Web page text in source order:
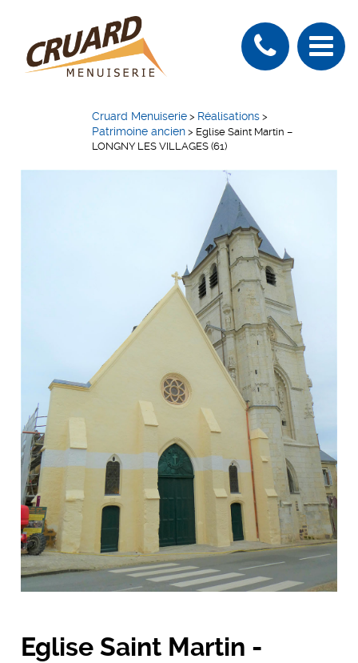
Cruard Menuiserie > Réalisations >
Patrimoine ancien > Eglise Saint Martin –
LONGNY LES VILLAGES (61)
Eglise Saint Martin -